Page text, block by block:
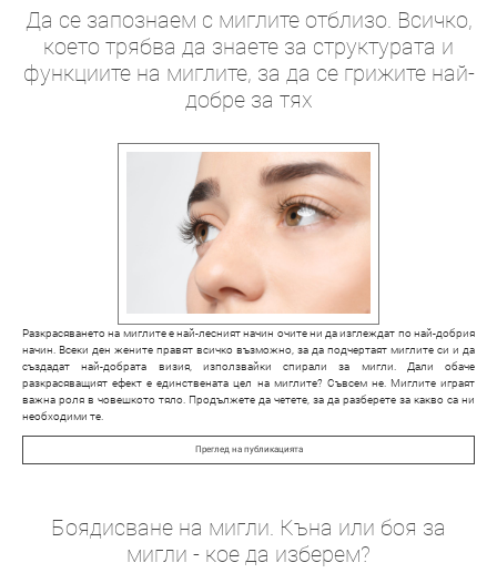
Да се запознаем с миглите отблизо. Всичко,
което трябва да знаете за структурата и
функциите на миглите, за да се грижите най-
добре за тях
Разкрасяването на миглите е най-лесният начин очите ни да изглеждат по най-добрия
начин. Всеки ден жените правят всичко възможно, за да подчертаят миглите си и да
създадат най-добрата визия, използвайки спирали за мигли. Дали обаче
разкрасяващият ефект е единствената цел на миглите? Съвсем не. Миглите играят
важна роля в човешкото тяло. Продължете да четете, за да разберете за какво са ни
необходими те.
Преглед на публикацията
Боядисване на мигли. Къна или боя за
мигли - кое да изберем?